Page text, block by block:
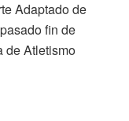
Adaptado de
fin de
de Atletismo